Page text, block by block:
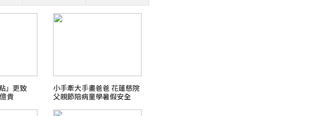
」更致
貴
小手牽大手畫爸爸 花蓮慈院
父親節陪病童學暑假安全